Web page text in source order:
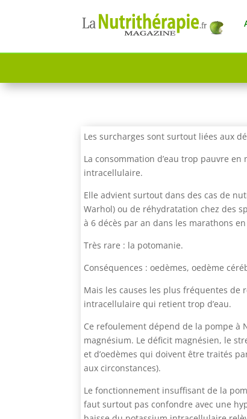
Les surcharges sont surtout liées aux
La consommation d’eau trop pauvre
intracellulaire.
Elle advient surtout dans des cas de
Warhol) ou de réhydratation chez des
à 6 décès par an dans les marathons en
Très rare : la potomanie.
Conséquences : oedèmes, oedème
Mais les causes les plus fréquentes de
intracellulaire qui retient trop d’eau.
Ce refoulement dépend de la pompe à
magnésium. Le déficit magnésien, le
et d’oedèmes qui doivent être traités
aux circonstances).
Le fonctionnement insuffisant de la
faut surtout pas confondre avec une